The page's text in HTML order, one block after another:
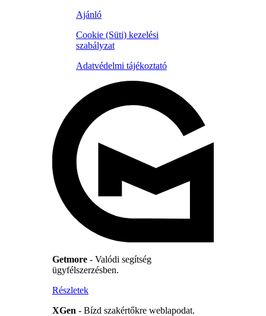
Ajánló
Cookie (Süti) kezelési
szabályzat
Adatvédelmi tájékoztató
Getmore - Valódi segítség
ügyfélszerzésben.
Részletek
XGen - Bízd szakértőkre weblapodat.